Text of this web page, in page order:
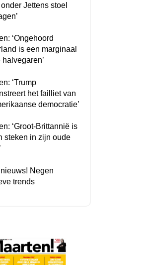
Jettens stoel
‘Ongehoord
is een marginaal
‘Trump
het failliet van
democratie’
‘Groot-Brittannië is
steken in zijn oude
Negen
trends